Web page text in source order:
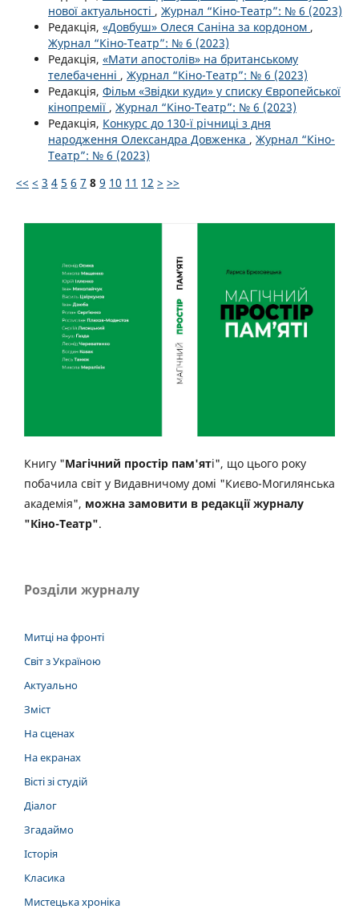
нової актуальності , Журнал “Кіно-Театр”: № 6 (2023)
Редакція, «Довбуш» Олеся Саніна за кордоном ,
Журнал “Кіно-Театр”: № 6 (2023)
Редакція, «Мати апостолів» на британському
телебаченні , Журнал “Кіно-Театр”: № 6 (2023)
Редакція, Фільм «Звідки куди» у списку Європейської
кінопремії , Журнал “Кіно-Театр”: № 6 (2023)
Редакція, Конкурс до 130-ї річниці з дня
народження Олександра Довженка , Журнал “Кіно-
Театр”: № 6 (2023)
<< < 3 4 5 6 7 8 9 10 11 12 > >>
Книгу "Магічний простір пам'яті", що цього року
побачила світ у Видавничому домі "Києво-Могилянська
академія", можна замовити в редакції журналу
"Кіно-Театр".
Розділи журналу
Митці на фронті
Світ з Україною
Актуально
Зміст
На сценах
На екранах
Вісті зі студій
Діалог
Згадаймо
Історія
Класика
Мистецька хроніка